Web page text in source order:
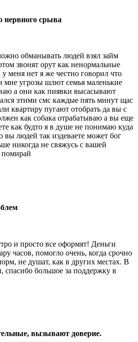
нервного срыва
обманывать людей взял займ
звонят орут как ненормальные
меня нет я же честно говорил что
мне угрозы шлют семья маленькие
а они как пиявки высасывают
этими смс каждые пять минут щас
квартиру пугают отобрать да вы с
как собака отрабатываю а вы еще
как будто я в душе не понимаю куда
вы людей так издеваете может бог
никогда не свяжусь с вашей
помирай
и просто все оформят! Деньги
часов, помогло очень, когда срочно
не душат, как в других местах. В
спасибо большое за поддержку в
вызывают доверие.